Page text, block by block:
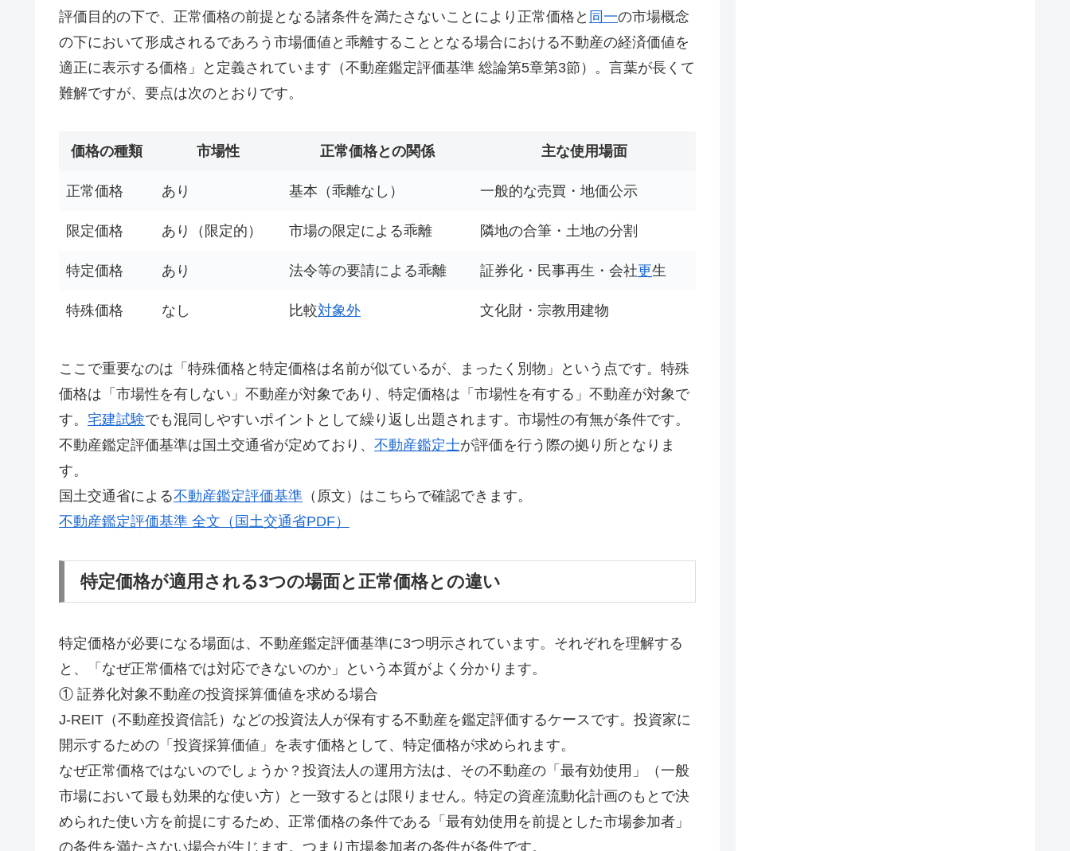
評価目的の下で、正常価格の前提となる諸条件を満たさないことにより正常価格と 同一の市場概念
の下において形成されるであろう市場価値と乖離することとなる場合における不動産の経済価値を
適正に表示する価格」と定義されています（不動産鑑定評価基準 総論第5章第3節）。言葉が長くて
難解ですが、要点は次のとおりです。
価格の種類 市場性 正常価格との関係 主な使用場面
正常価格 あり 基本（乖離なし） 一般的な売買・地価公示
限定価格 あり（限定的） 市場の限定による乖離 隣地の合筆・土地の分割
特定価格 あり 法令等の要請による乖離 証券化・民事再生・会社更生
特殊価格 なし 比較対象外 文化財・宗教用建物
ここで重要なのは「特殊価格と特定価格は名前が似ているが、まったく別物」という点です。特殊
価格は「市場性を有しない」不動産が対象であり、特定価格は「市場性を有する」不動産が対象で
す。 宅建試験でも混同しやすいポイントとして繰り返し出題されます。市場性の有無が条件です。
不動産鑑定評価基準は国土交通省が定めており、 不動産鑑定士が評価を行う際の拠り所となりま
す。
国土交通省による不動産鑑定評価基準 （原文）はこちらで確認できます。
不動産鑑定評価基準 全文（国土交通省PDF）
特定価格が適用される3つの場面と正常価格との違い
特定価格が必要になる場面は、不動産鑑定評価基準に3つ明示されています。それぞれを理解する
と、「なぜ正常価格では対応できないのか」という本質がよく分かります。
① 証券化対象不動産の投資採算価値を求める場合
J-REIT（不動産投資信託）などの投資法人が保有する不動産を鑑定評価するケースです。投資家に
開示するための「投資採算価値」を表す価格として、特定価格が求められます。
なぜ正常価格ではないのでしょうか？投資法人の運用方法は、その不動産の「最有効使用」（一般
市場において最も効果的な使い方）と一致するとは限りません。特定の資産流動化計画のもとで決
められた使い方を前提にするため、正常価格の条件である「最有効使用を前提とした市場参加者」
の条件を満たさない場合が生じます。つまり市場参加者の条件が条件です。